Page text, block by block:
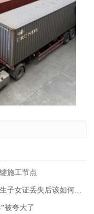
施工节点
被夸大了